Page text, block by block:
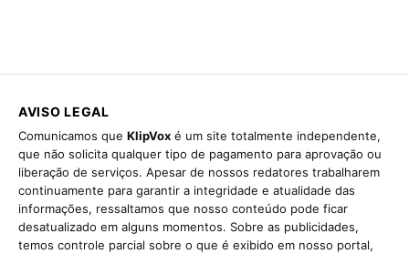
AVISO LEGAL
Comunicamos que KlipVox é um site totalmente independente,
que não solicita qualquer tipo de pagamento para aprovação ou
liberação de serviços. Apesar de nossos redatores trabalharem
continuamente para garantir a integridade e atualidade das
informações, ressaltamos que nosso conteúdo pode ficar
desatualizado em alguns momentos. Sobre as publicidades,
temos controle parcial sobre o que é exibido em nosso portal,